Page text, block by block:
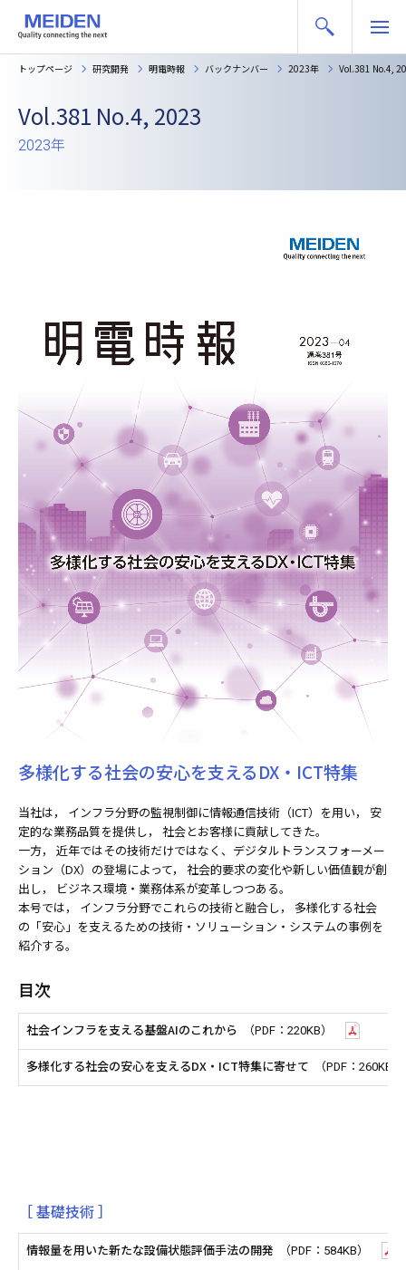
トップページ 研究開発 明電時報 バックナンバー 2023年 Vol.381 No.4,
Vol.381 No.4, 2023
2023年
多様化する社会の安心を支えるDX・ICT特集
当社は， インフラ分野の監視制御に情報通信技術（ICT）を用い， 安
定的な業務品質を提供し， 社会とお客様に貢献してきた。
一方， 近年ではその技術だけではなく、デジタルトランスフォーメー
ション（DX）の登場によって， 社会的要求の変化や新しい価値観が創
出し， ビジネス環境・業務体系が変革しつつある。
本号では， インフラ分野でこれらの技術と融合し， 多様化する社会
の「安心」を支えるための技術・ソリューション・システムの事例を
紹介する。
目次
社会インフラを支える基盤AIのこれから （PDF：220KB）
多様化する社会の安心を支えるDX・ICT特集に寄せて （PDF：260KB）
［ 基礎技術 ］
情報量を用いた新たな設備状態評価手法の開発 （PDF：584KB）